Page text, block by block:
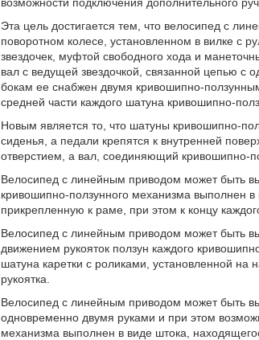
Эта цель достигается тем, что велосипед с
поворотном колесе, установленном в вилке с
звездочек, муфтой свободного хода и
вал с ведущей звездочкой, связанной цепью с
бокам ее снабжен двумя кривошипно-
средней части каждого шатуна кривошипно-
Новым является то, что шатуны кривошипно-
сиденья, а педали крепятся к внутренней
отверстием, а вал, соединяющий кривошипно-
Велосипед с линейным приводом может быть
кривошипно-ползунного механизма выполнен
прикрепленную к раме, при этом к концу
Велосипед с линейным приводом может быть
движением рукояток ползун каждого
шатуна каретки с роликами, установленной
рукоятка.
Велосипед с линейным приводом может быть
одновременно двумя руками и при этом
механизма выполнен в виде штока,